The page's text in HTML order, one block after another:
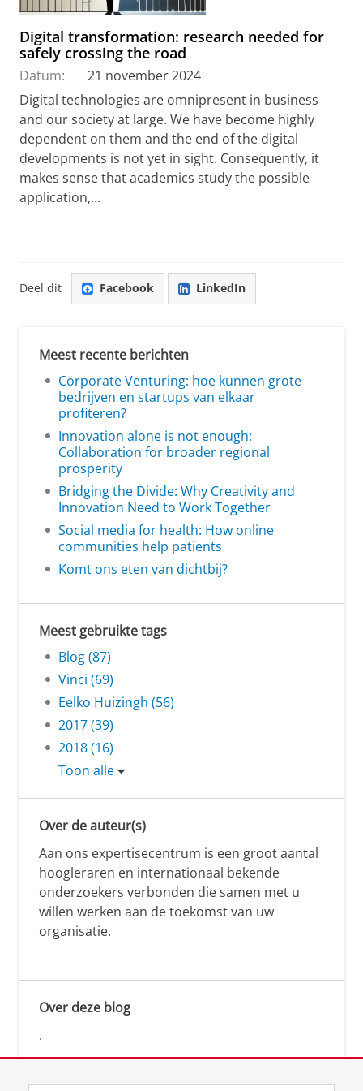
Digital transformation: research needed for
safely crossing the road
Datum:
21 november 2024
Digital technologies are omnipresent in business
and our society at large. We have become highly
dependent on them and the end of the digital
developments is not yet in sight. Consequently, it
makes sense that academics study the possible
application,...
Deel dit Facebook LinkedIn
Meest recente berichten
Corporate Venturing: hoe kunnen grote
bedrijven en startups van elkaar
profiteren?
Innovation alone is not enough:
Collaboration for broader regional
prosperity
Bridging the Divide: Why Creativity and
Innovation Need to Work Together
Social media for health: How online
communities help patients
Komt ons eten van dichtbij?
Meest gebruikte tags
Blog (87)
Vinci (69)
Eelko Huizingh (56)
2017 (39)
2018 (16)
Toon alle
Over de auteur(s)
Aan ons expertisecentrum is een groot aantal
hoogleraren en internationaal bekende
onderzoekers verbonden die samen met u
willen werken aan de toekomst van uw
organisatie.
Over deze blog
.